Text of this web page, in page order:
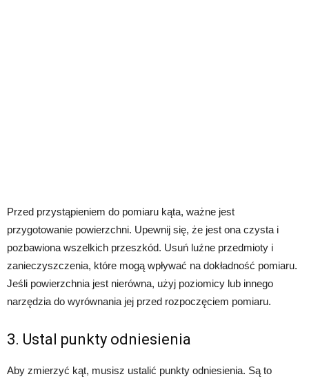
Przed przystąpieniem do pomiaru kąta, ważne jest
przygotowanie powierzchni. Upewnij się, że jest ona czysta i
pozbawiona wszelkich przeszkód. Usuń luźne przedmioty i
zanieczyszczenia, które mogą wpływać na dokładność pomiaru.
Jeśli powierzchnia jest nierówna, użyj poziomicy lub innego
narzędzia do wyrównania jej przed rozpoczęciem pomiaru.
3. Ustal punkty odniesienia
Aby zmierzyć kąt, musisz ustalić punkty odniesienia. Są to